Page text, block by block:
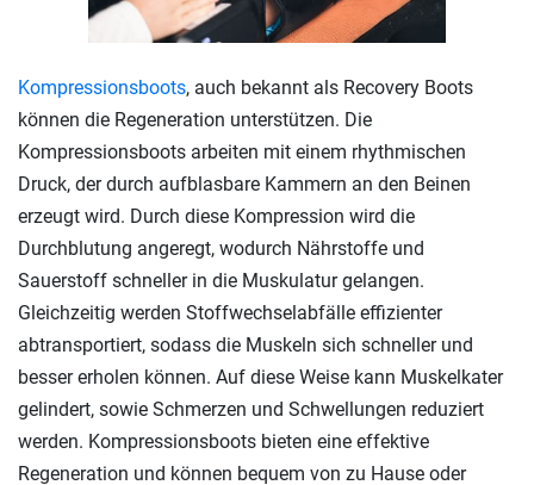
Kompressionsboots, auch bekannt als Recovery Boots
können die Regeneration unterstützen. Die
Kompressionsboots arbeiten mit einem rhythmischen
Druck, der durch aufblasbare Kammern an den Beinen
erzeugt wird. Durch diese Kompression wird die
Durchblutung angeregt, wodurch Nährstoffe und
Sauerstoff schneller in die Muskulatur gelangen.
Gleichzeitig werden Stoffwechselabfälle effizienter
abtransportiert, sodass die Muskeln sich schneller und
besser erholen können. Auf diese Weise kann Muskelkater
gelindert, sowie Schmerzen und Schwellungen reduziert
werden. Kompressionsboots bieten eine effektive
Regeneration und können bequem von zu Hause oder